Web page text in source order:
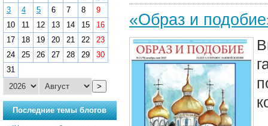
«Образ и
3
4 5 6 7 8
9
10
11 12 13 14 15
16
17
18 19 20 21 22
23
24
25 26 27 28 29
30
31
>
Последние темы блогов